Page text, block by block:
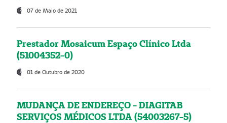
07 de Maio de 2021
Prestador Mosaicum Espaço Clínico Ltda
(51004352-0)
01 de Outubro de 2020
MUDANÇA DE ENDEREÇO - DIAGITAB
SERVIÇOS MÉDICOS LTDA (54003267-5)